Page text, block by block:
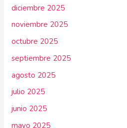
diciembre 2025
noviembre 2025
octubre 2025
septiembre 2025
agosto 2025
julio 2025
junio 2025
mayo 2025